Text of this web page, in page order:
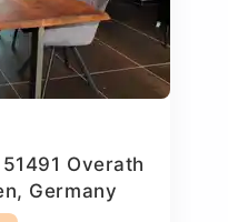
Overath
Germany